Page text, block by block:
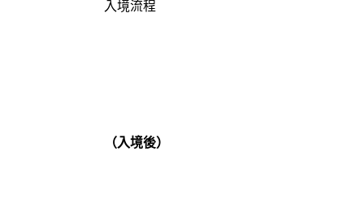
入境流程
（入境後）